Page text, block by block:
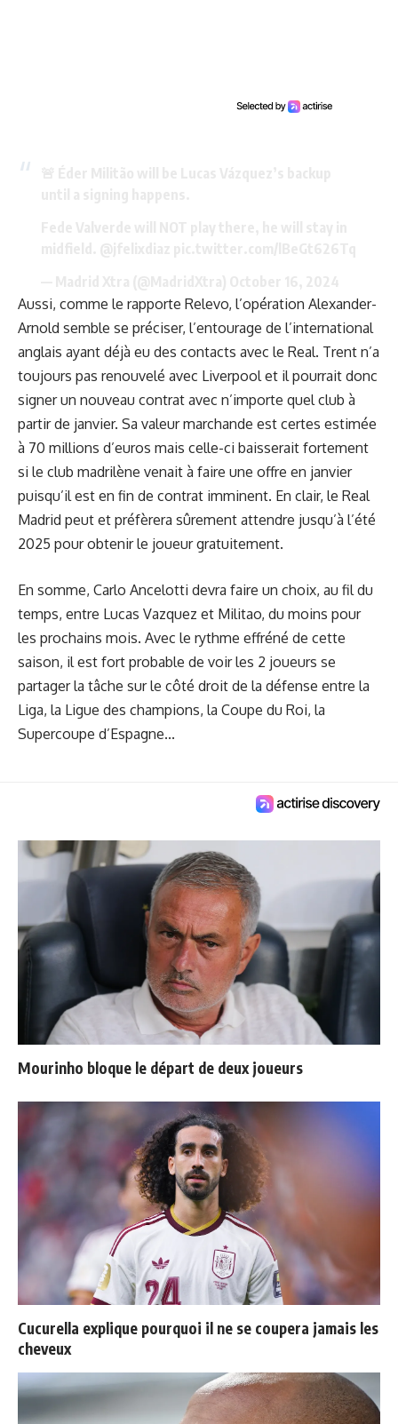
Aussi, comme le rapporte Relevo, l’opération Alexander-
Arnold semble se préciser, l’entourage de l’international
anglais ayant déjà eu des contacts avec le Real. Trent n’a
toujours pas renouvelé avec Liverpool et il pourrait donc
signer un nouveau contrat avec n’importe quel club à
partir de janvier. Sa valeur marchande est certes estimée
à 70 millions d’euros mais celle-ci baisserait fortement
si le club madrilène venait à faire une offre en janvier
puisqu’il est en fin de contrat imminent. En clair, le Real
Madrid peut et préfèrera sûrement attendre jusqu’à l’été
2025 pour obtenir le joueur gratuitement.
En somme, Carlo Ancelotti devra faire un choix, au fil du
temps, entre Lucas Vazquez et Militao, du moins pour
les prochains mois. Avec le rythme effréné de cette
saison, il est fort probable de voir les 2 joueurs se
partager la tâche sur le côté droit de la défense entre la
Liga, la Ligue des champions, la Coupe du Roi, la
Supercoupe d’Espagne...
Mourinho bloque le départ de deux joueurs
Cucurella explique pourquoi il ne se coupera jamais les
cheveux